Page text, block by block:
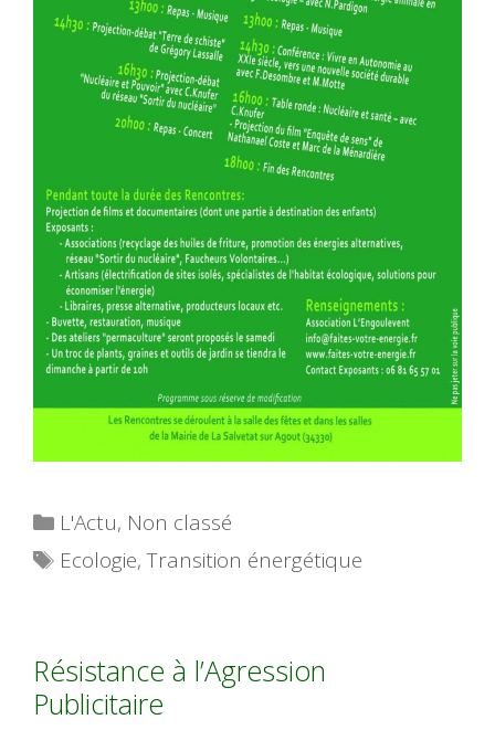
Catégories
L'Actu, Non classé
Étiquettes
Ecologie,Transition énergétique
Résistance à l’Agression
Publicitaire